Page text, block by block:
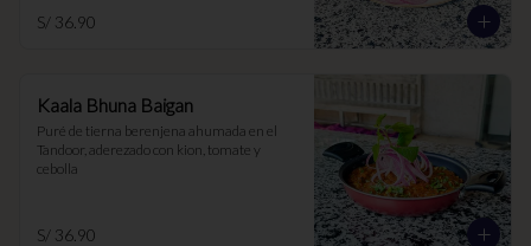
S/ 36.90
Kaala Bhuna Baigan
Puré de tierna berenjena ahumada en el
Tandoor, aderezado con kion, tomate y
cebolla
S/ 36.90